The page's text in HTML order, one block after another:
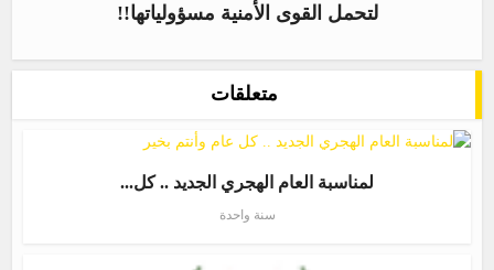
لتحمل القوى الأمنية مسؤولياتها!!
متعلقات
لمناسبة العام الهجري الجديد .. كل...
سنة واحدة